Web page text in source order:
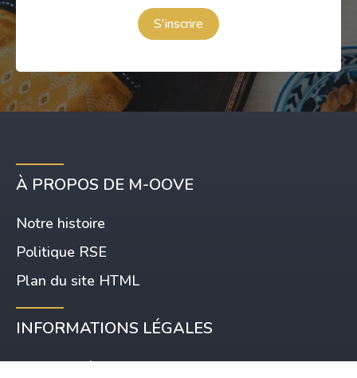
S'inscrire
À PROPOS DE M-OOVE
Notre histoire
Politique RSE
Plan du site HTML
INFORMATIONS LÉGALES
Mentions légales